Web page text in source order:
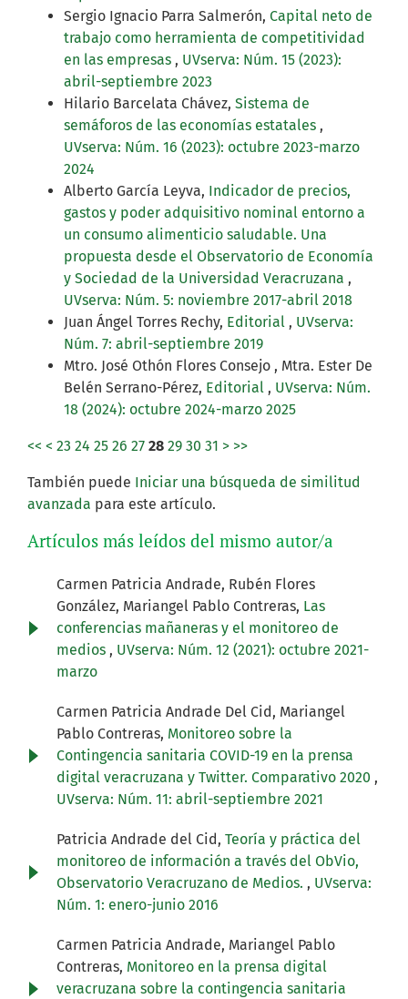
Sergio Ignacio Parra Salmerón, Capital neto de
trabajo como herramienta de competitividad
en las empresas , UVserva: Núm. 15 (2023):
abril-septiembre 2023
Hilario Barcelata Chávez, Sistema de
semáforos de las economías estatales ,
UVserva: Núm. 16 (2023): octubre 2023-marzo
2024
Alberto García Leyva, Indicador de precios,
gastos y poder adquisitivo nominal entorno a
un consumo alimenticio saludable. Una
propuesta desde el Observatorio de Economía
y Sociedad de la Universidad Veracruzana ,
UVserva: Núm. 5: noviembre 2017-abril 2018
Juan Ángel Torres Rechy, Editorial , UVserva:
Núm. 7: abril-septiembre 2019
Mtro. José Othón Flores Consejo , Mtra. Ester De
Belén Serrano-Pérez, Editorial , UVserva: Núm.
18 (2024): octubre 2024-marzo 2025
<< < 23 24 25 26 27 28 29 30 31 > >>
También puede Iniciar una búsqueda de similitud
avanzada para este artículo.
Artículos más leídos del mismo autor/a
Carmen Patricia Andrade, Rubén Flores
González, Mariangel Pablo Contreras, Las
conferencias mañaneras y el monitoreo de
medios , UVserva: Núm. 12 (2021): octubre 2021-
marzo
Carmen Patricia Andrade Del Cid, Mariangel
Pablo Contreras, Monitoreo sobre la
Contingencia sanitaria COVID-19 en la prensa
digital veracruzana y Twitter. Comparativo 2020 ,
UVserva: Núm. 11: abril-septiembre 2021
Patricia Andrade del Cid, Teoría y práctica del
monitoreo de información a través del ObVio,
Observatorio Veracruzano de Medios. , UVserva:
Núm. 1: enero-junio 2016
Carmen Patricia Andrade, Mariangel Pablo
Contreras, Monitoreo en la prensa digital
veracruzana sobre la contingencia sanitaria